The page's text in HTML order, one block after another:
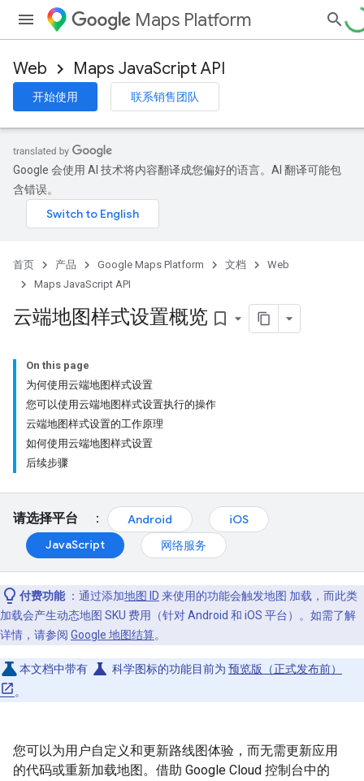
Maps Platform
Web Maps JavaScript API
开始使用 联系销售团队
Google 会使用 AI 技术将内容翻译成您偏好的语言。AI 翻译可能包
含错误。
首页 产品 Google Maps Platform 文档
Web
Maps JavaScript API
云端地图样式设置概览 bookmark_border
On this page
为何使用云端地图样式设置
您可以使用云端地图样式设置执行的操作
云端地图样式设置的工作原理
如何使用云端地图样式设置
后续步骤
请选择平台 ： Android
iOS
JavaScript
网络服务
付费功能：通过添加地图 ID 来使用的功能会触发地图 加载，而此类
加载会产生动态地图 SKU 费用（针对 Android 和 iOS 平台）。如需了解
详情，请参阅 Google 地图结算。
本文档中带有 science 科学图标的功能目前为 预览版（正式发布前）
。
您可以为用户自定义和更新路线图体验，而无需更新应用
的代码或重新加载地图。借助 Google Cloud 控制台中的